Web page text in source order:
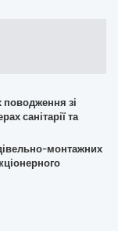
поводження зі
санітарії та
монтажних